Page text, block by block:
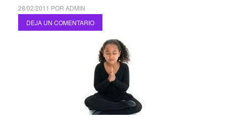
28/02/2011 POR ADMIN
DEJA UN COMENTARIO